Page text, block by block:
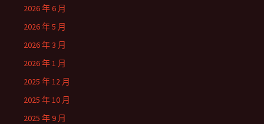
2026 年 6 月
2026 年 5 月
2026 年 3 月
2026 年 1 月
2025 年 12 月
2025 年 10 月
2025 年 9 月